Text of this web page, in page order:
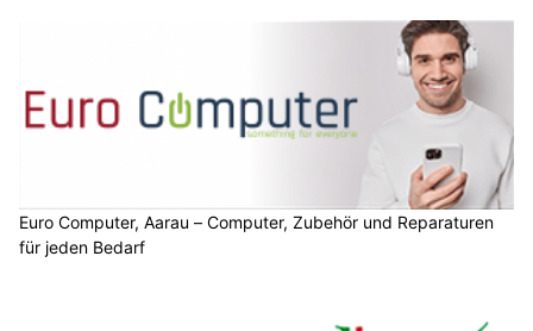
Euro Computer, Aarau – Computer, Zubehör und Reparaturen
für jeden Bedarf